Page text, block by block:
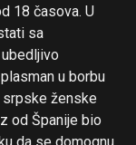
18 časova. U
sa
ubedljivo
u borbu
srpske ženske
od Španije bio